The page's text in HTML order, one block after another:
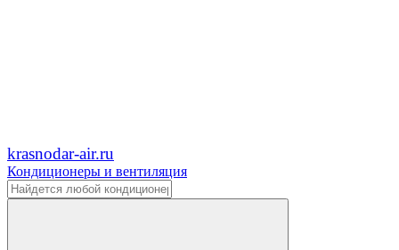
krasnodar-air.ru
Кондиционеры и вентиляция